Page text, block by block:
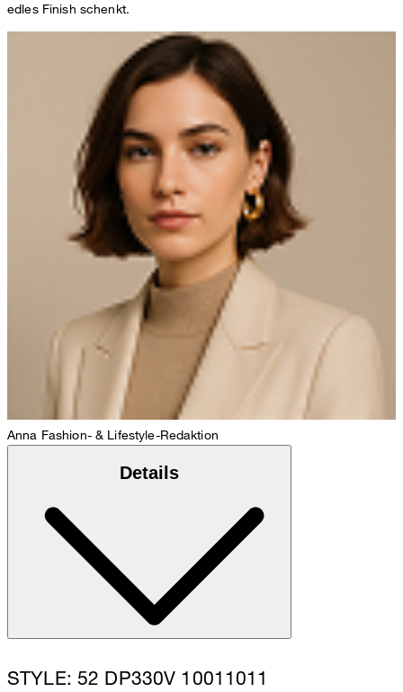
edles Finish schenkt.
Anna Fashion- & Lifestyle-Redaktion
Details
STYLE: 52 DP330V 10011011